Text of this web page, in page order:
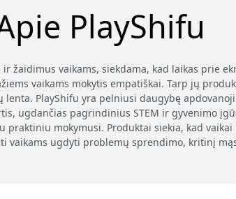
PlayShifu
žaidimus vaikams, siekdama, kad laikas prie
vaikams mokytis empatiškai. Tarp jų
PlayShifu yra pelniusi daugybę
ugdančias pagrindinius STEM ir gyvenimo
mokymusi. Produktai siekia, kad
vaikams ugdyti problemų sprendimo, kritinį